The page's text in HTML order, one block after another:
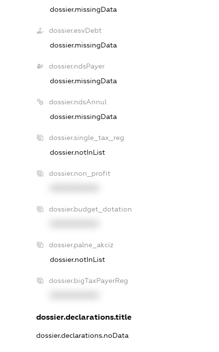
dossier.missingData
dossier.esvDebt
dossier.missingData
dossier.ndsPayer
dossier.missingData
dossier.ndsAnnul
dossier.missingData
dossier.single_tax_reg
dossier.notInList
dossier.non_profit
dossier.budget_dotation
dossier.palne_akciz
dossier.notInList
dossier.bigTaxPayerReg
dossier.declarations.title
dossier.declarations.noData